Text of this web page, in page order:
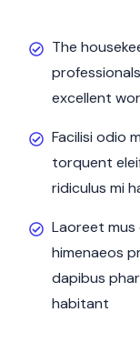
The
excellent
Facilisi odio
torquent
ridiculus mi
Laoreet
himenaeos
dapibus
habitant